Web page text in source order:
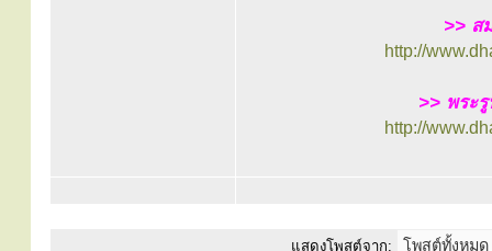
>> ส
http://
>> พระ
http://
แสดงโพสต์จาก: